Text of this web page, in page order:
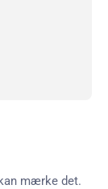
mærke det.